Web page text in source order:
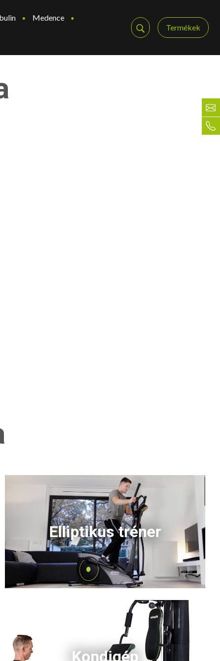
Medence
Termékek
Elliptikus tréner
Kondigép